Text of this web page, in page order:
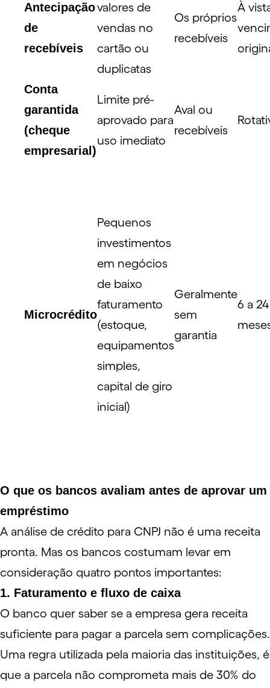
Antecipação
de
recebíveis
valores de
vendas no
cartão ou
duplicatas
Os próprios
recebíveis
À
Conta
garantida
(cheque
empresarial)
Limite pré-
aprovado para
uso imediato
Aval ou
recebíveis
Microcrédito
Pequenos
investimentos
em negócios
de baixo
faturamento
(estoque,
equipamentos
simples,
capital de giro
inicial)
Geralmente
sem
garantia
6 a 24
O que os bancos avaliam antes de aprovar um
empréstimo
A análise de crédito para CNPJ não é uma receita
pronta. Mas os bancos costumam levar em
consideração quatro pontos importantes:
1. Faturamento e fluxo de caixa
O banco quer saber se a empresa gera receita
suficiente para pagar a parcela sem complicações.
Uma regra utilizada pela maioria das instituições, é
que a parcela não comprometa mais de 30% do